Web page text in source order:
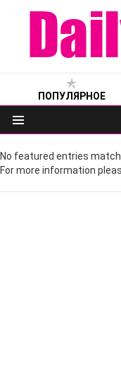
ПОПУЛЯРНОЕ
Меню
No featured entries
For more information